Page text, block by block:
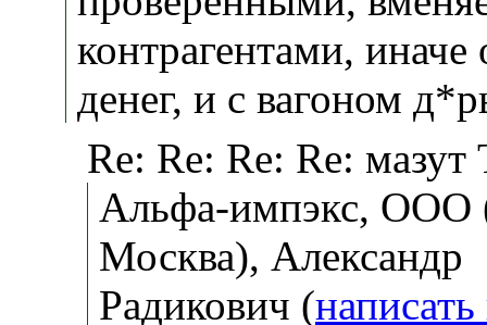
контрагентами, иначе
денег, и с вагоном
Re: Re: Re: Re:
Альфа-импэкс, ООО
Москва), Александр
Радикович (